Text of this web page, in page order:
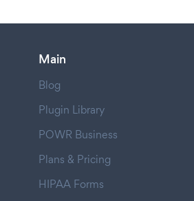
Main
Blog
Plugin Library
POWR Business
Plans & Pricing
HIPAA Forms